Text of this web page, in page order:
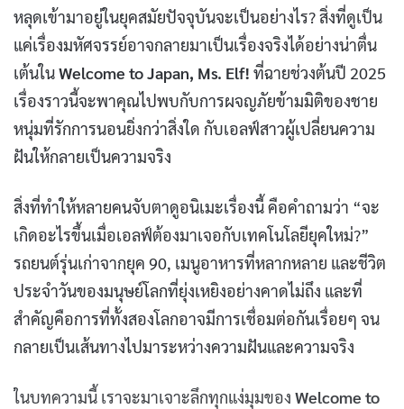
หลุดเข้ามาอยู่ในยุคสมัยปัจจุบันจะเป็นอย่างไร? สิ่งที่ดูเป็น
แค่เรื่องมหัศจรรย์อาจกลายมาเป็นเรื่องจริงได้อย่างน่าตื่น
เต้นในWelcome to Japan, Ms. Elf! ที่ฉายช่วงต้นปี 2025
เรื่องราวนี้จะพาคุณไปพบกับการผจญภัยข้ามมิติของชาย
หนุ่มที่รักการนอนยิ่งกว่าสิ่งใด กับเอลฟ์สาวผู้เปลี่ยนความ
ฝันให้กลายเป็นความจริง
สิ่งที่ทำให้หลายคนจับตาดูอนิเมะเรื่องนี้ คือคำถามว่า “จะ
เกิดอะไรขึ้นเมื่อเอลฟ์ต้องมาเจอกับเทคโนโลยียุคใหม่?”
รถยนต์รุ่นเก่าจากยุค 90, เมนูอาหารที่หลากหลาย และชีวิต
ประจำวันของมนุษย์โลกที่ยุ่งเหยิงอย่างคาดไม่ถึง และที่
สำคัญคือการที่ทั้งสองโลกอาจมีการเชื่อมต่อกันเรื่อยๆ จน
กลายเป็นเส้นทางไปมาระหว่างความฝันและความจริง
ในบทความนี้ เราจะมาเจาะลึกทุกแง่มุมของ Welcome to